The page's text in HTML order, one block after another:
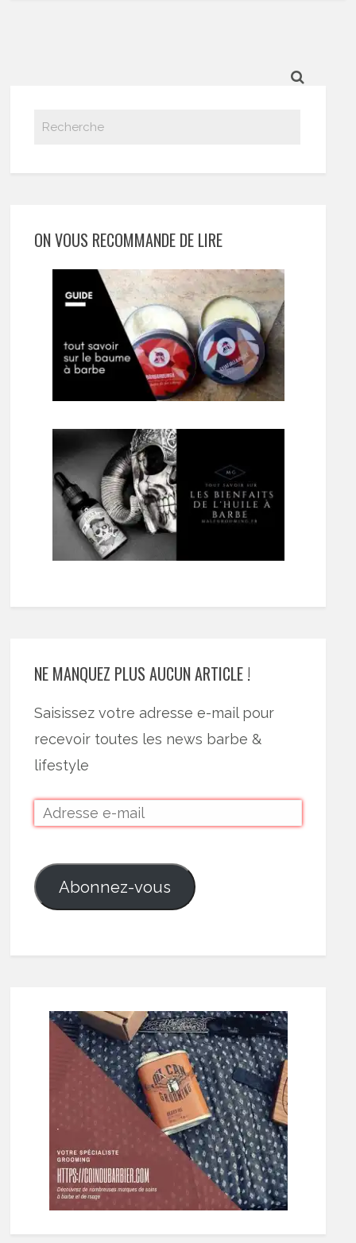
ON VOUS RECOMMANDE DE LIRE
NE MANQUEZ PLUS AUCUN ARTICLE !
Saisissez votre adresse e-mail pour
recevoir toutes les news barbe &
lifestyle
Abonnez-vous